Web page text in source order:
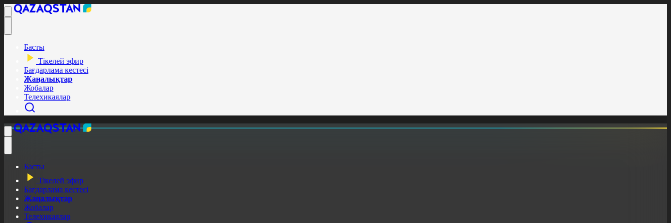
Басты
Тікелей эфир
Бағдарлама кестесі
Жаңалықтар
Жобалар
Телехикаялар
Басты
Тікелей эфир
Бағдарлама кестесі
Жаңалықтар
Жобалар
Телехикаялар